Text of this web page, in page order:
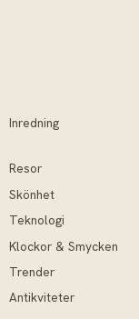
Inredning
Resor
Skönhet
Teknologi
Klockor & Smycken
Trender
Antikviteter